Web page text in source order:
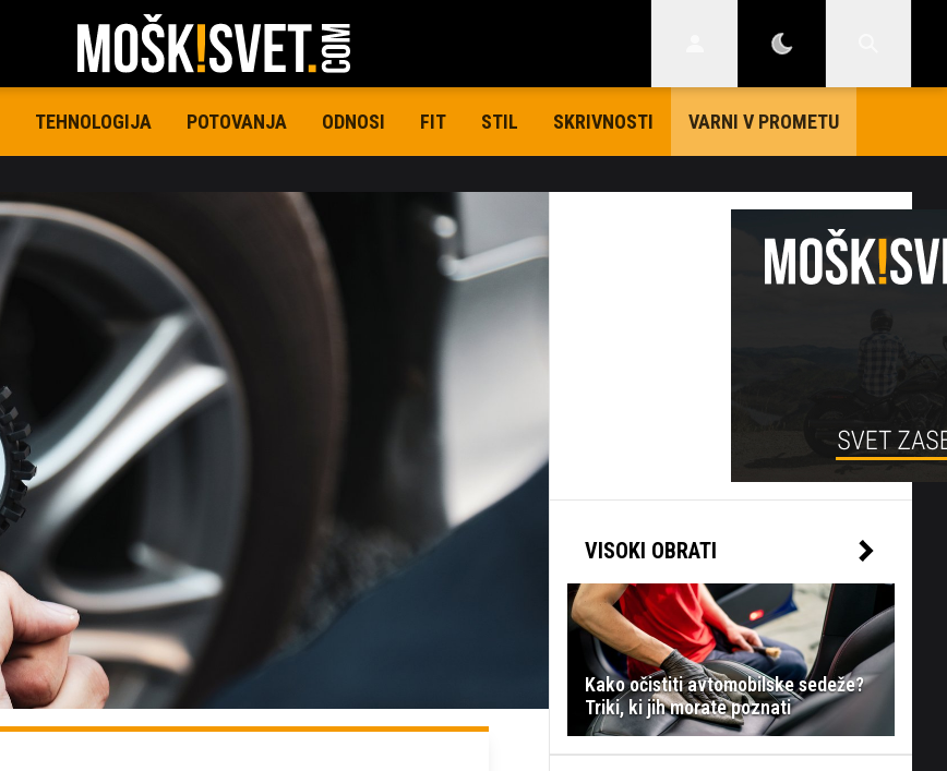
TEHNOLOGIJA POTOVANJA ODNOSI FIT STIL SKRIVNOSTI VARNI V PROMETU
VISOKI OBRATI
Kako očistiti avtomobilske sedeže?
Triki, ki jih morate poznati